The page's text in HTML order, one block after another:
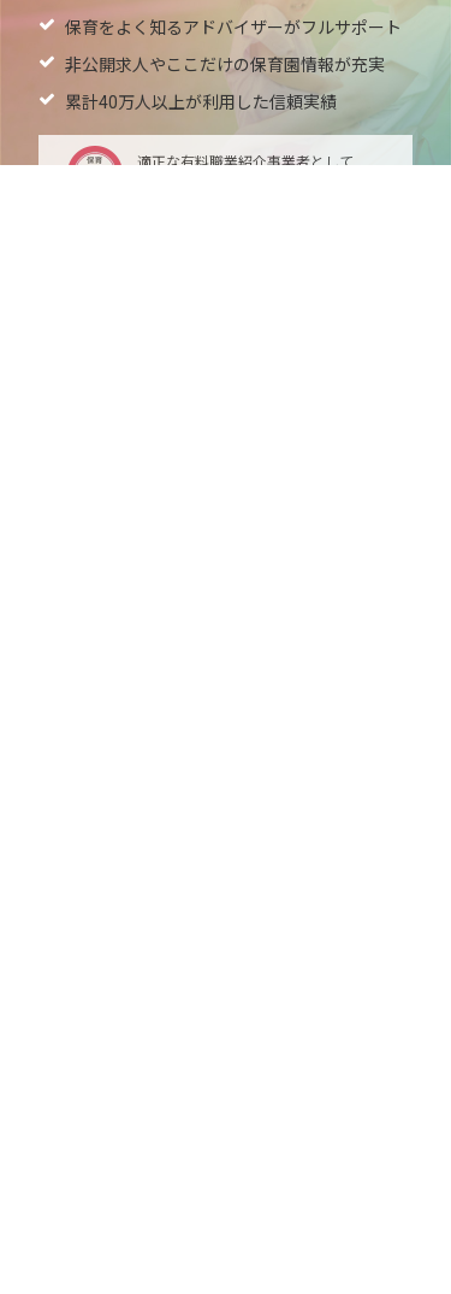
保育をよく知るアドバイザーがフルサポート
非公開求人やここだけの保育園情報が充実
累計40万人以上が利用した信頼実績
適正な有料職業紹介事業者として